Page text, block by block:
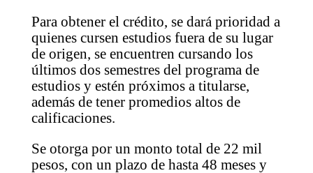
Para obtener el crédito, se dará prioridad a
quienes cursen estudios fuera de su lugar
de origen, se encuentren cursando los
últimos dos semestres del programa de
estudios y estén próximos a titularse,
además de tener promedios altos de
calificaciones.
Se otorga por un monto total de 22 mil
pesos, con un plazo de hasta 48 meses y